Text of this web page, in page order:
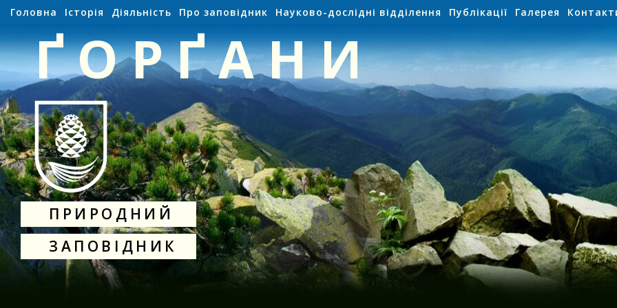
Головна Історія Діяльність Про заповідник Науково-дослідні відділення Публікації Галерея
ҐОРҐАНИ
ПРИРОДНИЙ
ЗАПОВІДНИК